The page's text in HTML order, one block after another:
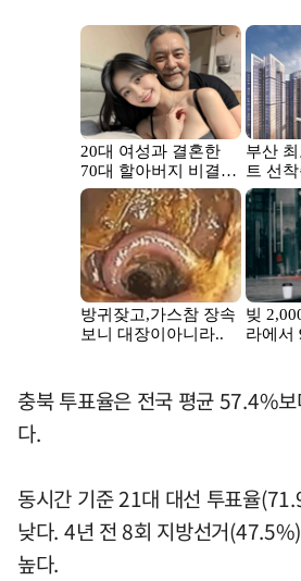
충북 투표율은 전국 평균 57.4%
다.
동시간 기준 21대 대선 투표율
낮다. 4년 전 8회 지방선거
높다.